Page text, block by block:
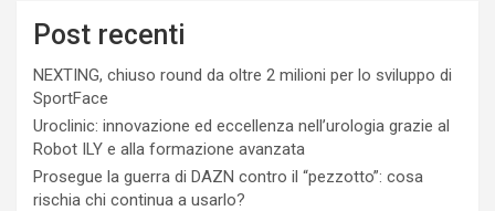
Post recenti
NEXTING, chiuso round da oltre 2 milioni per lo sviluppo di
SportFace
Uroclinic: innovazione ed eccellenza nell’urologia grazie al
Robot ILY e alla formazione avanzata
Prosegue la guerra di DAZN contro il “pezzotto”: cosa
rischia chi continua a usarlo?